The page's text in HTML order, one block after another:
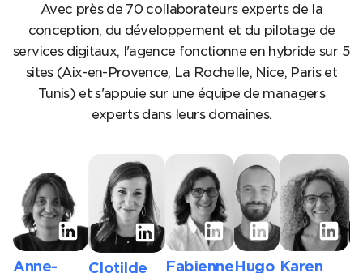
Avec près de 70 collaborateurs experts de la
conception, du développement et du pilotage de
services digitaux, l'agence fonctionne en hybride sur 5
sites (Aix-en-Provence, La Rochelle, Nice, Paris et
Tunis) et s'appuie sur une équipe de managers
experts dans leurs domaines.
Anne- Clotilde FabienneHugo Karen